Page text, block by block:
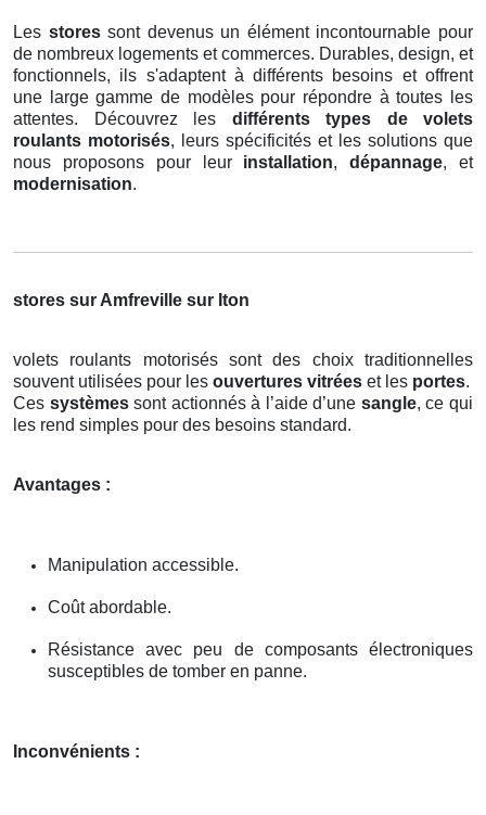
Les storessont devenus un élément incontournable pour
de nombreux logements et commerces. Durables, design, et
fonctionnels, ils s'adaptent à différents besoins et offrent
une large gamme de modèles pour répondre à toutes les
attentes. Découvrez les différents types de volets
roulants motorisés, leurs spécificités et les solutions que
nous proposons pour leur installation,dépannage, et
modernisation.
stores sur Amfreville sur Iton
volets roulants motorisés sont des choix traditionnelles
souvent utilisées pour les ouvertures vitrées et les portes.
Ces systèmessont actionnés à l’aide d’une sangle, ce qui
les rend simples pour des besoins standard.
Avantages :
Manipulation accessible.
Coût abordable.
Résistance avec peu de composants électroniques
susceptibles de tomber en panne.
Inconvénients :